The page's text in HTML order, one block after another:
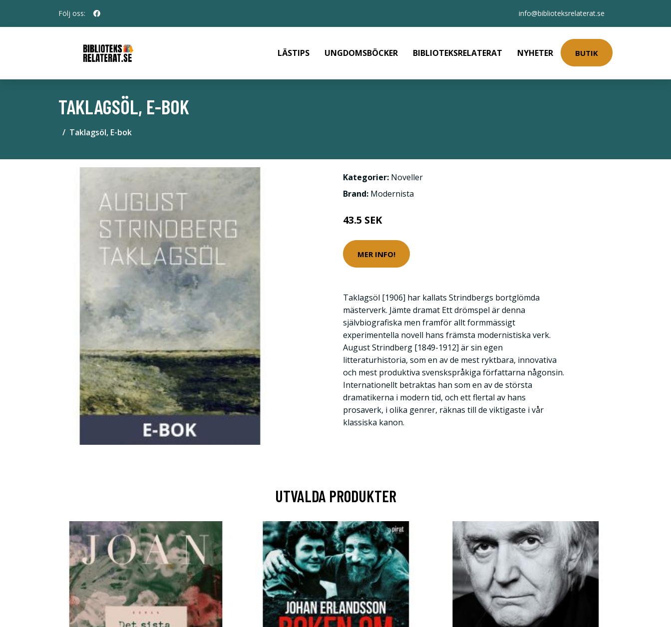
Följ oss: info@biblioteksrelaterat.se
LÄSTIPS UNGDOMSBÖCKER BIBLIOTEKSRELATERAT NYHETER BUTIK
TAKLAGSÖL, E-BOK
Taklagsöl, E-bok
Kategorier: Noveller
Brand: Modernista
43.5 SEK
MER INFO!
Taklagsöl [1906] har kallats Strindbergs bortglömda
mästerverk. Jämte dramat Ett drömspel är denna
självbiografiska men framför allt formmässigt
experimentella novell hans främsta modernistiska verk.
August Strindberg [1849-1912] är sin egen
litteraturhistoria, som en av de mest ryktbara, innovativa
och mest produktiva svenskspråkiga författarna någonsin.
Internationellt betraktas han som en av de största
dramatikerna i modern tid, och ett flertal av hans
prosaverk, i olika genrer, räknas till de viktigaste i vår
klassiska kanon.
UTVALDA PRODUKTER